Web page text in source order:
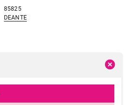
85825
DEANTE